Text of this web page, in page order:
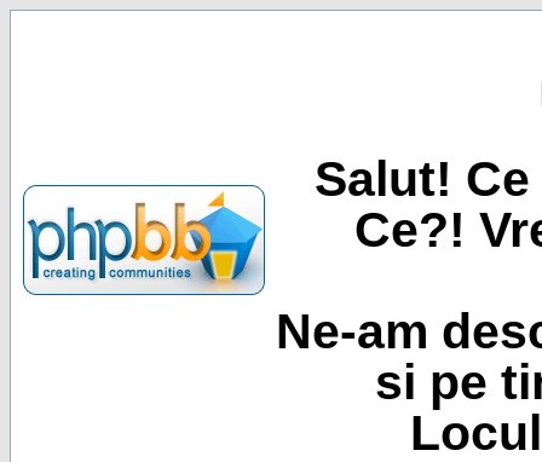
Salut!
Ce?!
Ne-am
si pe